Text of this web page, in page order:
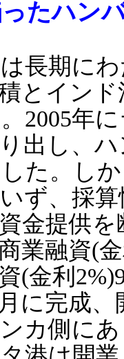
たハン
長期にわ
とイン
2005年
出し、
た。し
ず、採
金提供
業融資(
(金利
に完成
カ側に